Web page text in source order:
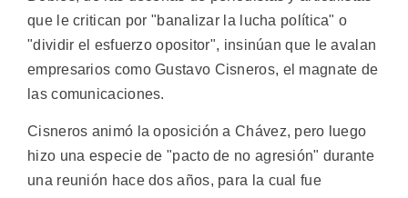
que le critican por "banalizar la lucha política" o
"dividir el esfuerzo opositor", insinúan que le avalan
empresarios como Gustavo Cisneros, el magnate de
las comunicaciones.
Cisneros animó la oposición a Chávez, pero luego
hizo una especie de "pacto de no agresión" durante
una reunión hace dos años, para la cual fue